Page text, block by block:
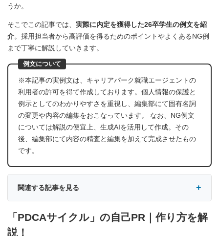
うか。
そこでこの記事では、 実際に内定を獲得した26卒学生の例文を紹
介。採用担当者から高評価を得るためのポイントやよくあるNG例
まで丁寧に解説していきます。
例文について
※本記事の実例文は、キャリアパーク就職エージェントの
利用者の許可を得て作成しております。個人情報の保護と
例示としてのわかりやすさを重視し、編集部にて固有名詞
の変更や内容の編集をおこなっています。 なお、NG例文
については解説の便宜上、生成AIを活用して作成。その
後、編集部にて内容の精査と編集を加えて完成させたもの
です。
関連する記事を見る
「PDCAサイクル」の自己PR｜作り方を解
説！